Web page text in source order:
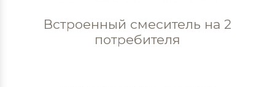
Встроенный смеситель на 2
потребителя